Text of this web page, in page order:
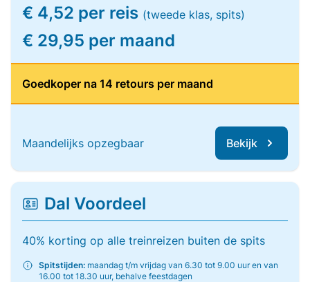
€ 4,52 per reis (tweede klas, spits)
€ 29,95 per maand
Goedkoper na 14 retours per maand
Maandelijks opzegbaar Bekijk
Dal Voordeel
40% korting op alle treinreizen buiten de spits
Spitstijden: maandag t/m vrijdag van 6.30 tot 9.00 uur en van
16.00 tot 18.30 uur, behalve feestdagen